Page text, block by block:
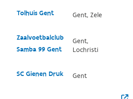
Tolhuis Gent Gent, Zele
Zaalvoetbalclub
Samba 99 Gent
Gent,
Lochristi
SC Gienen Druk Gent